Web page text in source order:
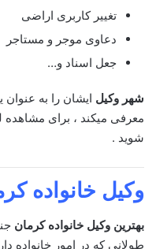
تغییر کاربری اراضی
دعاوی موجر و مستاجر
جعل اسناد و…
شهر وکیل ایشان را به
معرفی میکند ، برای
شوید .
وکیل خانواده
بهترین وکیل خانواده کرمان
طولانی که در امور خانواده